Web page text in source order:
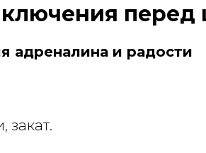
перед
адреналина и радости
закат.